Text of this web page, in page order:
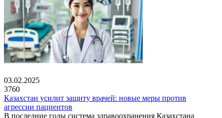
03.02.2025
3760
Казахстан усилит защиту врачей: новые меры против
агрессии пациентов
В последние годы система здравоохранения Казахстана